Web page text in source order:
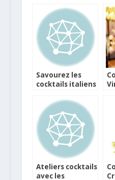
Savourez les
cocktails italiens
Classic Cocktails
de Martini
Ateliers cocktails
avec les